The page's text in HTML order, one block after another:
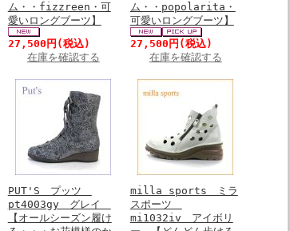
ム・・fizzreen・可
愛いロングブーツ】
27,500円 (税込)
在庫を確認する
ム・・popolarita・
可愛いロングブーツ】
27,500円 (税込)
在庫を確認する
PUT'S プッツ
pt4003gy グレイ
【オールシーズン履け
milla sports ミラ
スポーツ
mi1032iv アイボリ